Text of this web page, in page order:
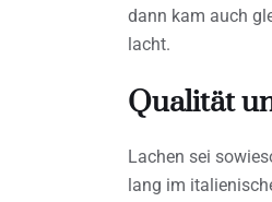
dann kam auch
lacht.
Qualität
Lachen sei
lang im